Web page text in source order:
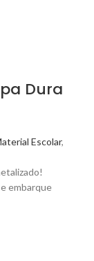
Dura
Escolar,
e embarque